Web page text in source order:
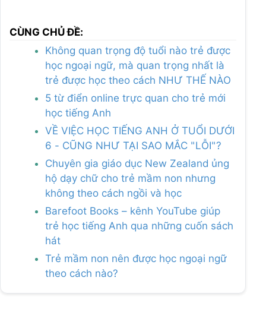
CÙNG CHỦ ĐỀ:
Không quan trọng độ tuổi nào trẻ được
học ngoại ngữ, mà quan trọng nhất là
trẻ được học theo cách NHƯ THẾ NÀO
5 từ điển online trực quan cho trẻ mới
học tiếng Anh
VỀ VIỆC HỌC TIẾNG ANH Ở TUỔI DƯỚI
6 - CŨNG NHƯ TẠI SAO MẮC "LỖI"?
Chuyên gia giáo dục New Zealand ủng
hộ dạy chữ cho trẻ mầm non nhưng
không theo cách ngồi và học
Barefoot Books – kênh YouTube giúp
trẻ học tiếng Anh qua những cuốn sách
hát
Trẻ mầm non nên được học ngoại ngữ
theo cách nào?